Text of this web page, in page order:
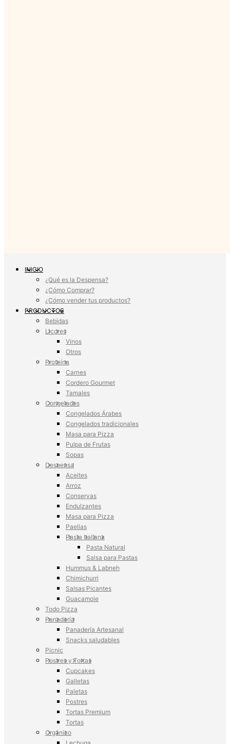
INICIO
¿Qué es la Despensa?
¿Cómo Comprar?
¿Cómo vender tus productos?
PRODUCTOS
Bebidas
Licores
Vinos
Otros
Proteína
Carnes
Cordero Gourmet
Tamales
Congelados
Congelados Árabes
Congelados tradicionales
Masa para Pizza
Pulpa de Frutas
Sopas
Despensa
Aceites
Arroz
Conservas
Endulzantes
Masa para Pizza
Paellas
Pasta Italiana
Pasta Natural
Salsa para Pastas
Hummus & Labneh
Chimichurri
Salsas Picantes
Guacamole
Todo Pizza
Panadería
Panadería Artesanal
Snacks saludables
Picnic
Postres y Tortas
Cupcakes
Galletas
Paletas
Postres
Tortas Premium
Tortas
Orgánico